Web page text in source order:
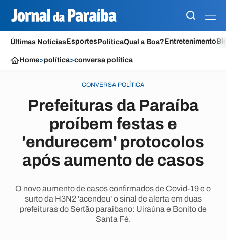
Últimas NotíciasEsportesPolíticaQual a Boa?Entretenimento
Home>política>conversa política
CONVERSA POLÍTICA
Prefeituras da Paraíba
proíbem festas e
'endurecem' protocolos
após aumento de casos
O novo aumento de casos confirmados de Covid-19 e o
surto da H3N2 'acendeu' o sinal de alerta em duas
prefeituras do Sertão paraibano: Uiraúna e Bonito de
Santa Fé.